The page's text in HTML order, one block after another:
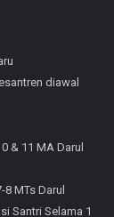
diawal
& 11 MA Darul
MTs Darul
Santri Selama 1